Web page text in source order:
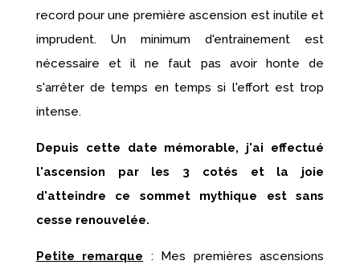
record pour une première ascension est inutile et
imprudent. Un minimum d'entrainement est
nécessaire et il ne faut pas avoir honte de
s'arrêter de temps en temps si l'effort est trop
intense.
Depuis cette date mémorable, j'ai effectué
l'ascension par les 3 cotés et la joie
d'atteindre ce sommet mythique est sans
cesse renouvelée.
Petite remarque : Mes premières ascensions